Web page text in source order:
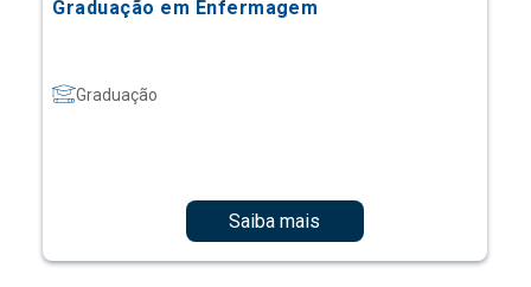
Graduação em Enfermagem
Graduação
Saiba mais